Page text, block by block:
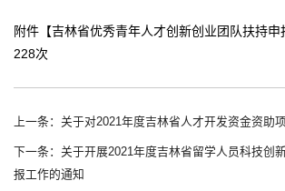
附件【吉林省优秀青年人才创新创业团队扶持申
228次
上一条：关于对2021年度吉林省人才开发资金资助
下一条：关于开展2021年度吉林省留学人员科技创
报工作的通知